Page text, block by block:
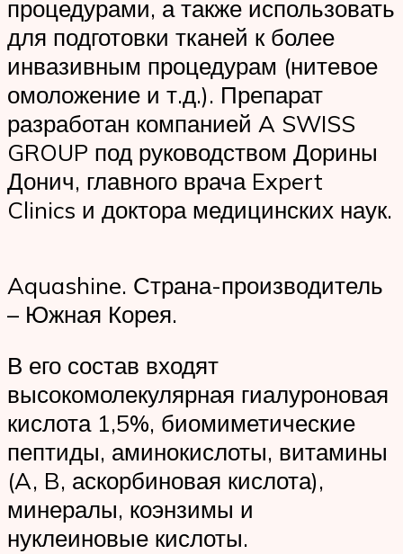
процедурами, а также использовать
для подготовки тканей к более
инвазивным процедурам (нитевое
омоложение и т.д.). Препарат
разработан компанией A SWISS
GROUP под руководством Дорины
Донич, главного врача Expert
Clinics и доктора медицинских наук.
Aquashine. Страна-производитель
– Южная Корея.
В его состав входят
высокомолекулярная гиалуроновая
кислота 1,5%, биомиметические
пептиды, аминокислоты, витамины
(A, B, аскорбиновая кислота),
минералы, коэнзимы и
нуклеиновые кислоты.